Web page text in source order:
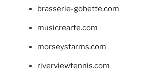
brasserie-gobette.com
musicrearte.com
morseysfarms.com
riverviewtennis.com